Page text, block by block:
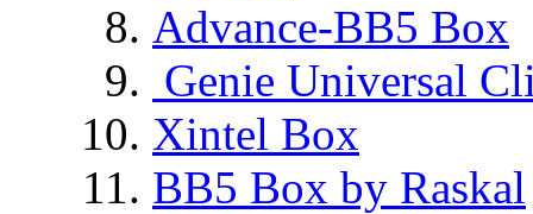
Advance-BB5 Box
Genie Universal
Xintel Box
BB5 Box by Raskal